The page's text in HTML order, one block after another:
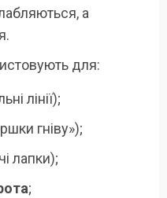
а
для:
лінії);
гніву»);
лапки);
;